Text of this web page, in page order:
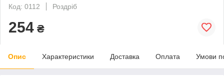
Код: 0112
Роздріб
254 ₴
Опис Характеристики Доставка Оплата Умови